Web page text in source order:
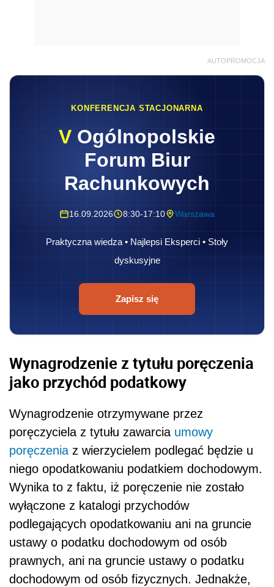
AUTOPROMOCJA
KONFERENCJA STACJONARNA
V Ogólnopolskie
Forum Biur
Rachunkowych
16.09.2026 8:30-17:10 Warszawa
Praktyczna wiedza • Najlepsi Eksperci • Stoły
dyskusyjne
Zapisz się
Wynagrodzenie z tytułu poręczenia
jako przychód podatkowy
Wynagrodzenie otrzymywane przez
poręczyciela z tytułu zawarcia umowy
poręczenia z wierzycielem podlegać będzie u
niego opodatkowaniu podatkiem dochodowym.
Wynika to z faktu, iż poręczenie nie zostało
wyłączone z katalogi przychodów
podlegających opodatkowaniu ani na gruncie
ustawy o podatku dochodowym od osób
prawnych, ani na gruncie ustawy o podatku
dochodowym od osób fizycznych. Jednakże,